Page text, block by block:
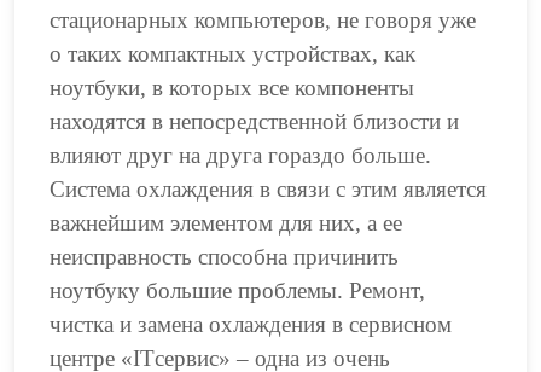
стационарных компьютеров, не говоря уже
о таких компактных устройствах, как
ноутбуки, в которых все компоненты
находятся в непосредственной близости и
влияют друг на друга гораздо больше.
Система охлаждения в связи с этим является
важнейшим элементом для них, а ее
неисправность способна причинить
ноутбуку большие проблемы. Ремонт,
чистка и замена охлаждения в сервисном
центре «ITсервис» – одна из очень